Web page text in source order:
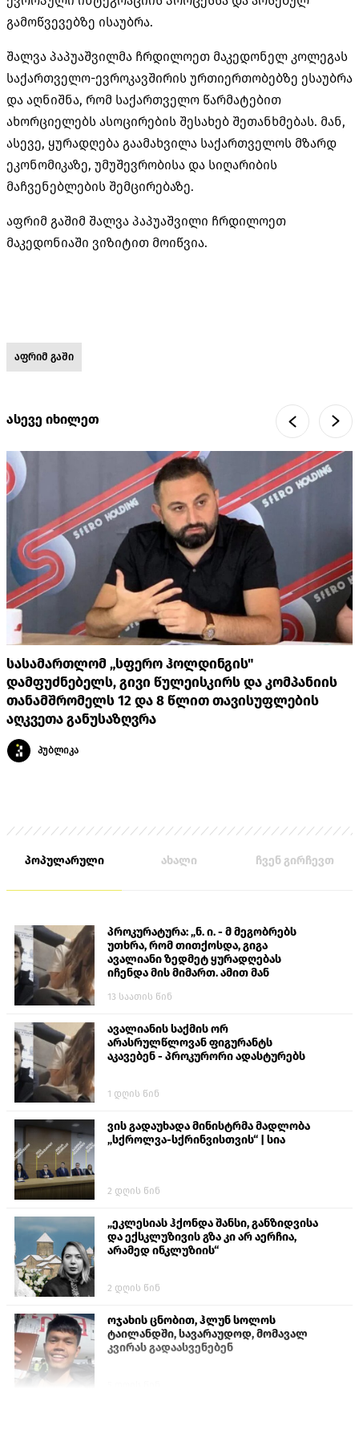
გამოწვევებზე ისაუბრა.
შალვა პაპუაშვილმა ჩრდილოეთ მაკედონელ კოლეგას
საქართველო-ევროკავშირის ურთიერთობებზე ესაუბრა
და აღნიშნა, რომ საქართველო წარმატებით
ახორციელებს ასოცირების შესახებ შეთანხმებას. მან,
ასევე, ყურადღება გაამახვილა საქართველოს მზარდ
ეკონომიკაზე, უმუშევრობისა და სიღარიბის
მაჩვენებლების შემცირებაზე.
აფრიმ გაშიმ შალვა პაპუაშვილი ჩრდილოეთ
მაკედონიაში ვიზიტით მოიწვია.
აფრიმ გაში
ასევე იხილეთ
სასამართლომ „სფერო ჰოლდინგის"
დამფუძნებელს, გივი წულეისკირს და კომპანიის
თანამშრომელს 12 და 8 წლით თავისუფლების
აღკვეთა განუსაზღვრა
პუბლიკა
პოპულარული ახალი ჩვენ გირჩევთ
პროკურატურა: „ნ. ი. - მ მეგობრებს
უთხრა, რომ თითქოსდა, გიგა
ავალიანი ზედმეტ ყურადღებას
იჩენდა მის მიმართ. ამით მან
თავს დასხმოდა გიგა ავალიანს“
13 საათის წინ
ავალიანის საქმის ორ
არასრულწლოვან ფიგურანტს
აკავებენ - პროკურორი ადასტურებს
1 დღის წინ
ვის გადაუხადა მინისტრმა მადლობა
„სქროლვა-სქრინვისთვის“ | სია
2 დღის წინ
„ეკლესიას ჰქონდა შანსი, განზიდვისა
და ექსკლუზივის გზა კი არ აერჩია,
არამედ ინკლუზიის“
2 დღის წინ
ოჯახის ცნობით, ჰლუნ სოლოს
ტაილანდში, სავარაუდოდ, მომავალ
კვირას გადაასვენებენ